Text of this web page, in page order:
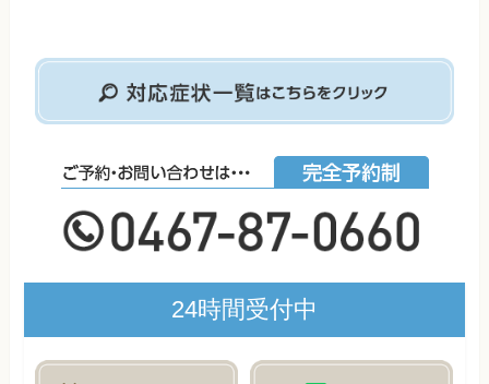
24時間受付中